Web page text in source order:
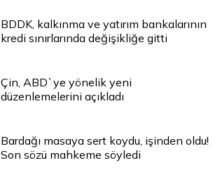
BDDK, kalkınma ve yatırım bankalarının
kredi sınırlarında değişikliğe gitti
Çin, ABD`ye yönelik yeni
düzenlemelerini açıkladı
Bardağı masaya sert koydu, işinden oldu!
Son sözü mahkeme söyledi